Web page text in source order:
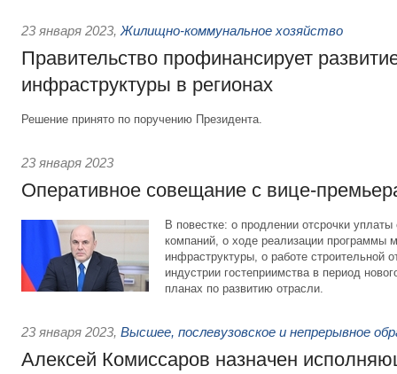
23 января 2023, Жилищно-коммунальное хозяйство
Правительство профинансирует
инфраструктуры в регионах
Решение принято по поручению Президента.
23 января 2023
Оперативное совещание с вице-
В повестке: о продлении отсрочки
компаний, о ходе реализации программы
инфраструктуры, о работе строительной
индустрии гостеприимства в период
планах по развитию отрасли.
23 января 2023, Высшее, послевузовское и непрерывное
Алексей Комиссаров назначен